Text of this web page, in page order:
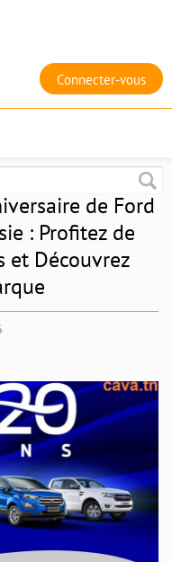
Connecter-vous
de Ford
: Profitez de
et Découvrez